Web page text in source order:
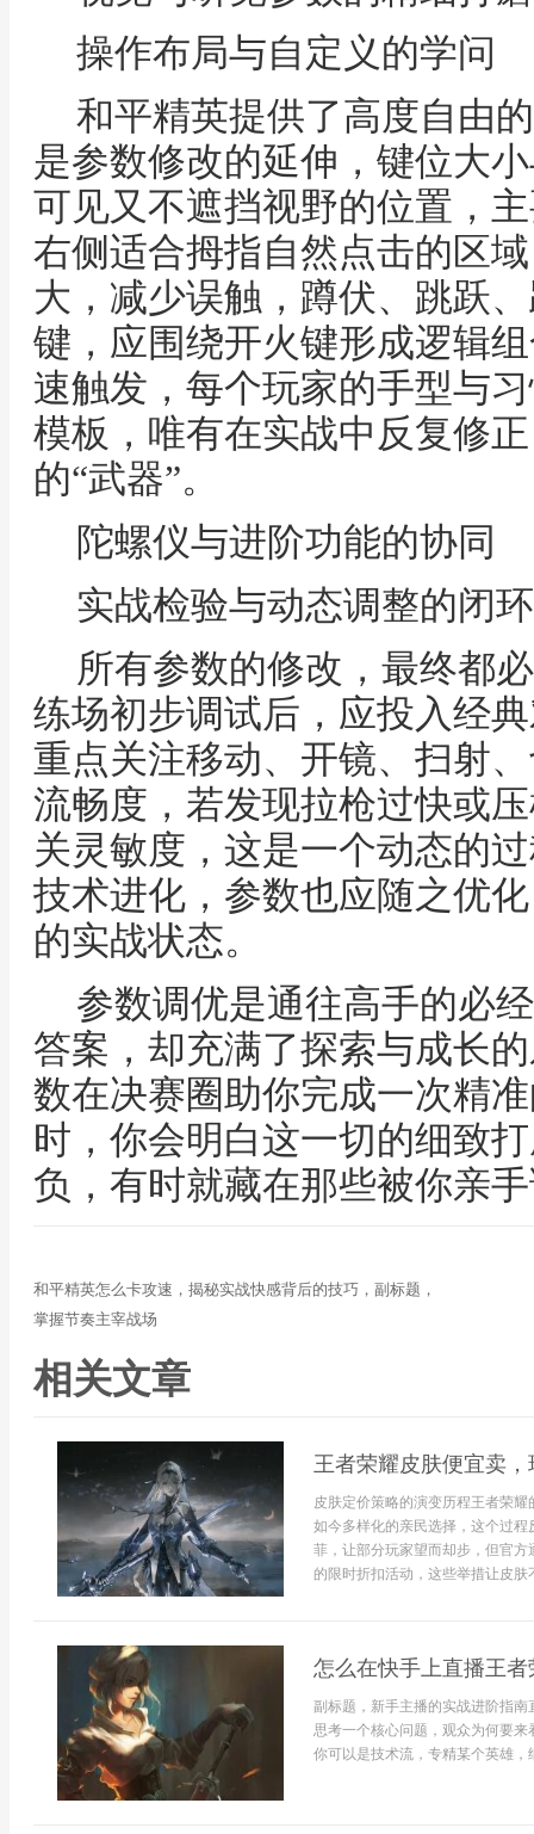
操作布局与自定义的学问
和平精英提供了高度自由
是参数修改的延伸，键位大
可见又不遮挡视野的位置，
右侧适合拇指自然点击的区
大，减少误触，蹲伏、跳跃
键，应围绕开火键形成逻辑
速触发，每个玩家的手型与
模板，唯有在实战中反复修
的“武器”。
陀螺仪与进阶功能的协同
实战检验与动态调整的闭环
所有参数的修改，最终都
练场初步调试后，应投入经
重点关注移动、开镜、扫射
流畅度，若发现拉枪过快或
关灵敏度，这是一个动态的
技术进化，参数也应随之优
的实战状态。
参数调优是通往高手的必
答案，却充满了探索与成长
数在决赛圈助你完成一次精
时，你会明白这一切的细致
负，有时就藏在那些被你亲
和平精英怎么卡攻速，揭秘实战快感背后的技巧，副标题，
掌握节奏主宰战场
相关文章
王者荣耀皮肤便宜卖
皮肤定价策略的演变历程王者荣
如今多样化的亲民选择，这个过
菲，让部分玩家望而却步，但官
的限时折扣活动，这些举措让皮
怎么在快手上直播王
副标题，新手主播的实战进阶指
思考一个核心问题，观众为何要
你可以是技术流，专精某个英雄